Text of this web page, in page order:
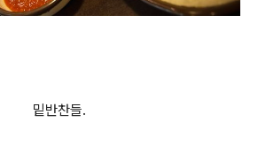
밑반찬들.